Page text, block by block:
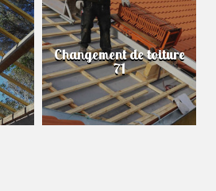
Changement de toiture
71